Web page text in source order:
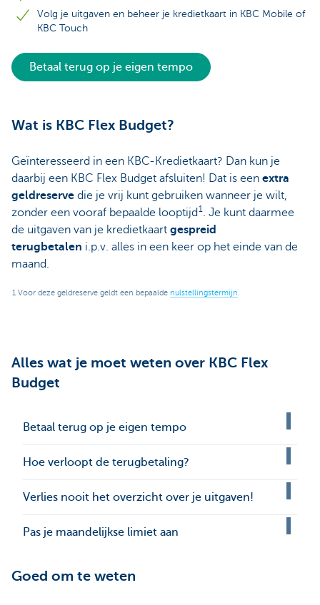
Volg je uitgaven en beheer je kredietkaart in KBC Mobile of
KBC Touch
Betaal terug op je eigen tempo
Wat is KBC Flex Budget?
Geïnteresseerd in een KBC-Kredietkaart? Dan kun je
daarbij een KBC Flex Budget afsluiten! Dat is een extra
geldreserve die je vrij kunt gebruiken wanneer je wilt,
zonder een vooraf bepaalde looptijd 1 . Je kunt daarmee
de uitgaven van je kredietkaart gespreid
terugbetalen i.p.v. alles in een keer op het einde van de
maand.
1 Voor deze geldreserve geldt een bepaalde nulstellingstermijn.
Alles wat je moet weten over KBC Flex
Budget
Betaal terug op je eigen tempo
Hoe verloopt de terugbetaling?
Verlies nooit het overzicht over je uitgaven!
Pas je maandelijkse limiet aan
Goed om te weten